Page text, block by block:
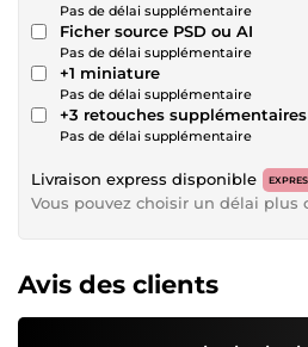
Pas de délai supplémentaire
Ficher source PSD ou AI
Pas de délai supplémentaire
+1 miniature
Pas de délai supplémentaire
+3 retouches supplémentaires
Pas de délai supplémentaire
Livraison express disponible
Vous pouvez choisir un délai
Avis des clients